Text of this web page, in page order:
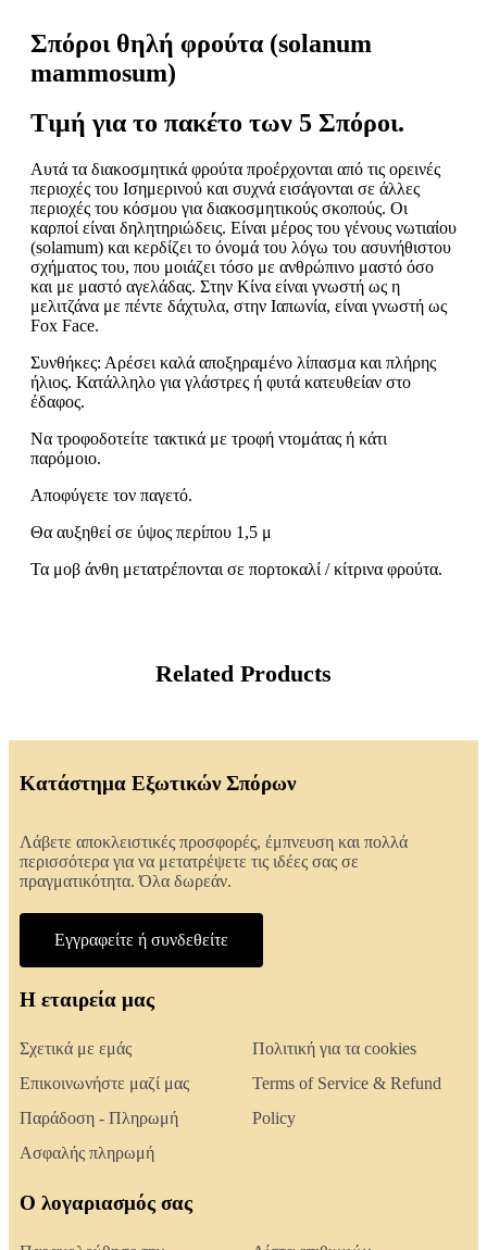
Σπόροι θηλή φρούτα (solanum
mammosum)
Τιμή για το πακέτο των 5 Σπόροι.
Αυτά τα διακοσμητικά φρούτα προέρχονται από τις ορεινές
περιοχές του Ισημερινού και συχνά εισάγονται σε άλλες
περιοχές του κόσμου για διακοσμητικούς σκοπούς. Οι
καρποί είναι δηλητηριώδεις. Είναι μέρος του γένους νωτιαίου
(solamum) και κερδίζει το όνομά του λόγω του ασυνήθιστου
σχήματος του, που μοιάζει τόσο με ανθρώπινο μαστό όσο
και με μαστό αγελάδας. Στην Κίνα είναι γνωστή ως η
μελιτζάνα με πέντε δάχτυλα, στην Ιαπωνία, είναι γνωστή ως
Fox Face.
Συνθήκες: Αρέσει καλά αποξηραμένο λίπασμα και πλήρης
ήλιος. Κατάλληλο για γλάστρες ή φυτά κατευθείαν στο
έδαφος.
Να τροφοδοτείτε τακτικά με τροφή ντομάτας ή κάτι
παρόμοιο.
Αποφύγετε τον παγετό.
Θα αυξηθεί σε ύψος περίπου 1,5 μ
Τα μοβ άνθη μετατρέπονται σε πορτοκαλί / κίτρινα φρούτα.
Related Products
Κατάστημα Εξωτικών Σπόρων
Λάβετε αποκλειστικές προσφορές, έμπνευση και πολλά
περισσότερα για να μετατρέψετε τις ιδέες σας σε
πραγματικότητα. Όλα δωρεάν.
Εγγραφείτε ή συνδεθείτε
Η εταιρεία μας
Σχετικά με εμάς
Επικοινωνήστε μαζί μας
Παράδοση - Πληρωμή
Ασφαλής πληρωμή
Πολιτική για τα cookies
Terms of Service & Refund
Policy
Ο λογαριασμός σας